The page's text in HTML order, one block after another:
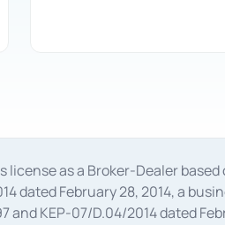
license as a Broker-Dealer
dated February 28, 2014, a
and KEP-07/D.04/2014 dated